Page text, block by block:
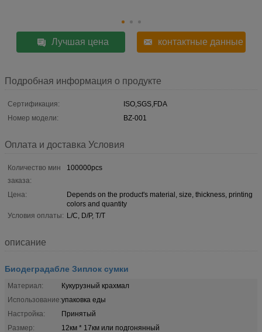
Лучшая цена контактные данные
Подробная информация о продукте
Сертификация:
ISO,SGS,FDA
Номер модели:
BZ-001
Оплата и доставка Условия
Количество мин
заказа:
100000pcs
Цена:
Depends on the product's material, size, thickness, printing
colors and quantity
Условия оплаты: L/C, D/P, T/T
описание
Биодеградабле Зиплок сумки
Материал:
Кукурузный крахмал
Использование:упаковка еды
Настройка:
Принятый
Размер:
12км * 17км или подгонянный